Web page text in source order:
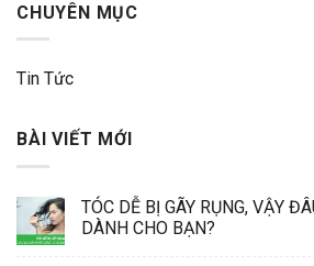
CHUYÊN MỤC
Tin Tức
BÀI VIẾT MỚI
TÓC DỄ BỊ GÃY RỤNG, VẬY
DÀNH CHO BẠN?